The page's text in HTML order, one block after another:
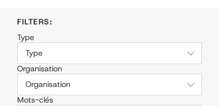
Type
Type
Organisation
Organisation
Mots-clés